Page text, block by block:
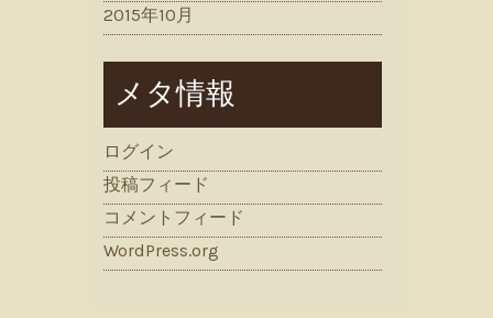
2015年10月
メタ情報
ログイン
投稿フィード
コメントフィード
WordPress.org